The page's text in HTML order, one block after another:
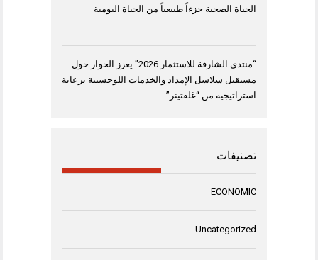
الحياة الصحية جزءاً طبيعياً من الحياة اليومية
“منتدى الشارقة للاستثمار 2026” يعزز الحوار حول
مستقبل سلاسل الإمداد والخدمات اللوجستية برعاية
استراتيجية من “غلفتينر”
تصنيفات
ECONOMIC
Uncategorized